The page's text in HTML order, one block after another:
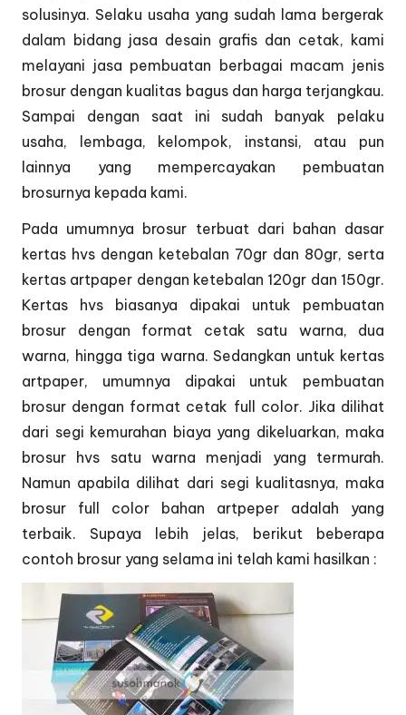
solusinya. Selaku usaha yang sudah lama bergerak
dalam bidang jasa desain grafis dan cetak, kami
melayani jasa pembuatan berbagai macam jenis
brosur dengan kualitas bagus dan harga terjangkau.
Sampai dengan saat ini sudah banyak pelaku
usaha, lembaga, kelompok, instansi, atau pun
lainnya yang mempercayakan pembuatan
brosurnya kepada kami.
Pada umumnya brosur terbuat dari bahan dasar
kertas hvs dengan ketebalan 70gr dan 80gr, serta
kertas artpaper dengan ketebalan 120gr dan 150gr.
Kertas hvs biasanya dipakai untuk pembuatan
brosur dengan format cetak satu warna, dua
warna, hingga tiga warna. Sedangkan untuk kertas
artpaper, umumnya dipakai untuk pembuatan
brosur dengan format cetak full color. Jika dilihat
dari segi kemurahan biaya yang dikeluarkan, maka
brosur hvs satu warna menjadi yang termurah.
Namun apabila dilihat dari segi kualitasnya, maka
brosur full color bahan artpeper adalah yang
terbaik. Supaya lebih jelas, berikut beberapa
contoh brosur yang selama ini telah kami hasilkan :